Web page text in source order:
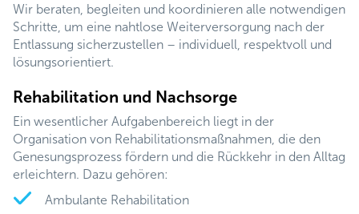
Wir beraten, begleiten und koordinieren alle notwendigen
Schritte, um eine nahtlose Weiterversorgung nach der
Entlassung sicherzustellen – individuell, respektvoll und
lösungsorientiert.
Rehabilitation und Nachsorge
Ein wesentlicher Aufgabenbereich liegt in der
Organisation von Rehabilitationsmaßnahmen, die den
Genesungsprozess fördern und die Rückkehr in den Alltag
erleichtern. Dazu gehören:
Ambulante Rehabilitation